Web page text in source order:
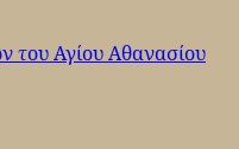
του Αγίου Αθανασίου